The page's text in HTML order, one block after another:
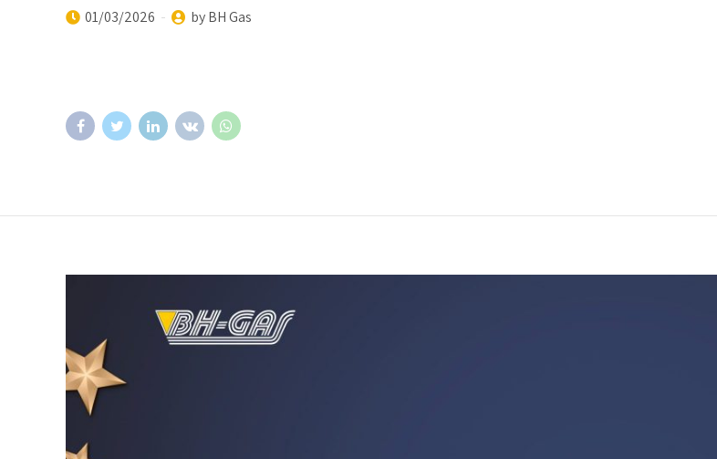
01/03/2026 by BH Gas